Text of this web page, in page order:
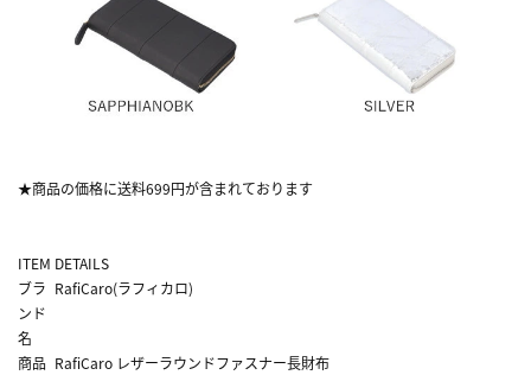
★商品の価格に送料699円が含まれております
ITEM DETAILS
ブラ
ンド
名
RafiCaro(ラフィカロ)
商品 RafiCaro レザーラウンドファスナー長財布